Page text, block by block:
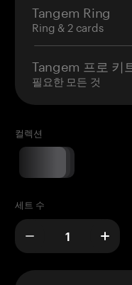
Tangem Ring
Ring & 2 cards
Tangem 프로 키
필요한 모든 것
컬렉션
세트 수